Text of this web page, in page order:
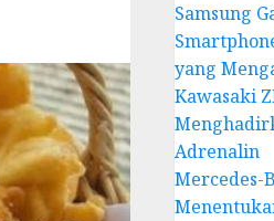
Samsung
yang
Kawasaki
Adrenalin
Mercedes-